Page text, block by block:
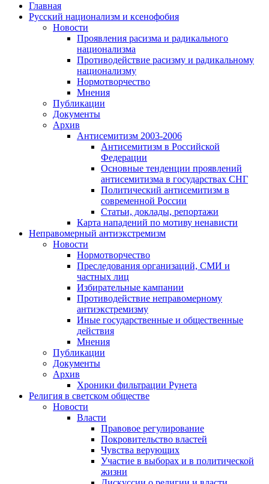
Главная
Русский национализм и ксенофобия
Новости
Проявления расизма и радикального
национализма
Противодействие расизму и радикальному
национализму
Нормотворчество
Мнения
Публикации
Документы
Архив
Антисемитизм 2003-2006
Антисемитизм в Российской
Федерации
Основные тенденции проявлений
антисемитизма в государствах СНГ
Политический антисемитизм в
современной России
Статьи, доклады, репортажи
Карта нападений по мотиву ненависти
Неправомерный антиэкстремизм
Новости
Нормотворчество
Преследования организаций, СМИ и
частных лиц
Избирательные кампании
Противодействие неправомерному
антиэкстремизму
Иные государственные и общественные
действия
Мнения
Публикации
Документы
Архив
Хроники фильтрации Рунета
Религия в светском обществе
Новости
Власти
Правовое регулирование
Покровительство властей
Чувства верующих
Участие в выборах и в политической
жизни